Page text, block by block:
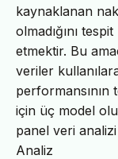
kaynaklanan
olmadığını tespit
etmektir. Bu
veriler
performansının
için üç model
panel veri
Analiz